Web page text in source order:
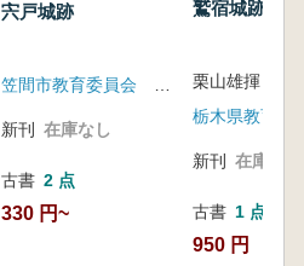
宍戸城跡
新刊 在庫なし
古書 2 点
330 円~
鷲宿城跡
栗山雄揮 執
新刊 在庫なし
古書 1 点
950 円